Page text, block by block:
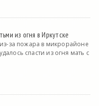
из огня в Иркутске
за пожара в микрорайоне
спасти из огня мать с